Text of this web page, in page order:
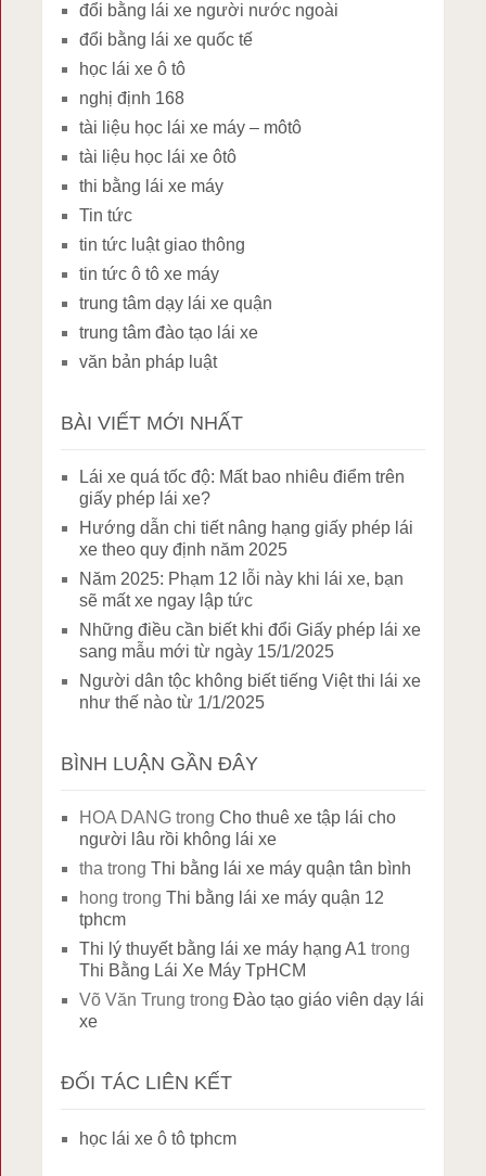
đổi bằng lái xe người nước ngoài
đổi bằng lái xe quốc tế
học lái xe ô tô
nghị định 168
tài liệu học lái xe máy – môtô
tài liệu học lái xe ôtô
thi bằng lái xe máy
Tin tức
tin tức luật giao thông
tin tức ô tô xe máy
trung tâm dạy lái xe quận
trung tâm đào tạo lái xe
văn bản pháp luật
BÀI VIẾT MỚI NHẤT
Lái xe quá tốc độ: Mất bao nhiêu điểm trên
giấy phép lái xe?
Hướng dẫn chi tiết nâng hạng giấy phép lái
xe theo quy định năm 2025
Năm 2025: Phạm 12 lỗi này khi lái xe, bạn
sẽ mất xe ngay lập tức
Những điều cần biết khi đổi Giấy phép lái xe
sang mẫu mới từ ngày 15/1/2025
Người dân tộc không biết tiếng Việt thi lái xe
như thế nào từ 1/1/2025
BÌNH LUẬN GẦN ĐÂY
HOA DANG trongCho thuê xe tập lái cho
người lâu rồi không lái xe
tha trongThi bằng lái xe máy quận tân bình
hong trongThi bằng lái xe máy quận 12
tphcm
Thi lý thuyết bằng lái xe máy hạng A1 trong
Thi Bằng Lái Xe Máy TpHCM
Võ Văn Trung trongĐào tạo giáo viên dạy lái
xe
ĐỐI TÁC LIÊN KẾT
học lái xe ô tô tphcm